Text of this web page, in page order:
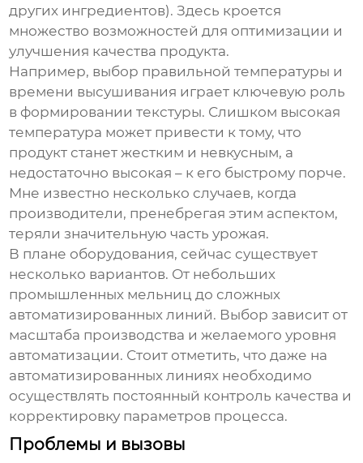
других ингредиентов). Здесь кроется
множество возможностей для оптимизации и
улучшения качества продукта.
Например, выбор правильной температуры и
времени высушивания играет ключевую роль
в формировании текстуры. Слишком высокая
температура может привести к тому, что
продукт станет жестким и невкусным, а
недостаточно высокая – к его быстрому порче.
Мне известно несколько случаев, когда
производители, пренебрегая этим аспектом,
теряли значительную часть урожая.
В плане оборудования, сейчас существует
несколько вариантов. От небольших
промышленных мельниц до сложных
автоматизированных линий. Выбор зависит от
масштаба производства и желаемого уровня
автоматизации. Стоит отметить, что даже на
автоматизированных линиях необходимо
осуществлять постоянный контроль качества и
корректировку параметров процесса.
Проблемы и вызовы